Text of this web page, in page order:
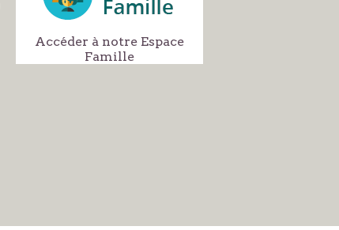
Accéder à notre Espace
Famille